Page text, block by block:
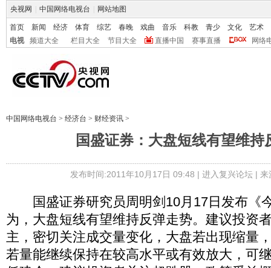
央视网 中国网络电视台 网站地图
首页 新闻 经济 体育 综艺 春晚 戏曲 音乐 科教 青少 文化
艺术
电视
频道大全 栏目大全 节目大全 直播中国 赛事直播 网络
中国网络电视台 > 经济台 > 财经资讯 >
国盛证券：大盘短线有望维持
发布时间:2011年10月17日 09:48 | 进入复兴论坛| 来
国盛证券研究员周明剑10月17日发布《
为，大盘短线有望维持反弹走势。建议投资
主，密切关注成交量变化，大盘若出现缩量
若量能继续保持在较高水平或有效放大，可